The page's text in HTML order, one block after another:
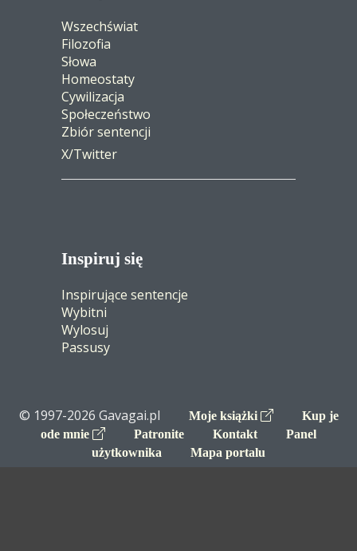
Wszechświat
Filozofia
Słowa
Homeostaty
Cywilizacja
Społeczeństwo
Zbiór sentencji
X/Twitter
Inspiruj się
Inspirujące sentencje
Wybitni
Wylosuj
Passusy
© 1997-2026 Gavagai.pl Moje książki
Kup je
ode mnie
Patronite Kontakt
Panel
użytkownika
Mapa portalu